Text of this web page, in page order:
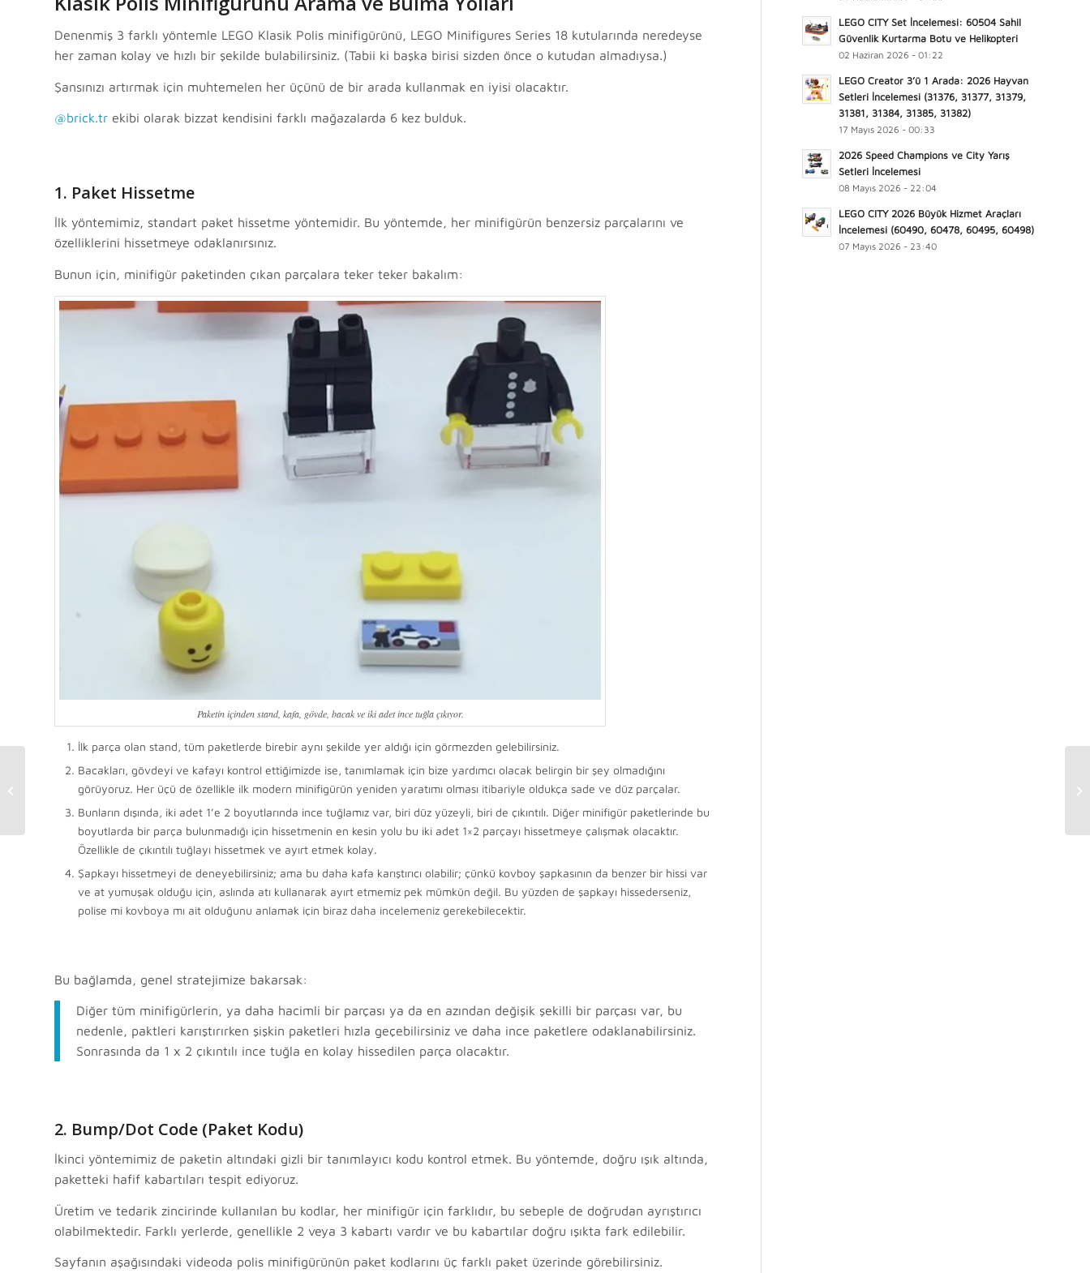
Denenmiş 3 farklı yöntemle LEGO Klasik Polis minifigürünü, LEGO Minifigures Series 18 kutularında neredeyse
her zaman kolay ve hızlı bir şekilde bulabilirsiniz. (Tabii ki başka birisi sizden önce o kutudan almadıysa.)
Şansınızı artırmak için muhtemelen her üçünü de bir arada kullanmak en iyisi olacaktır.
@brick.tr ekibi olarak bizzat kendisini farklı mağazalarda 6 kez bulduk.
1. Paket Hissetme
İlk yöntemimiz, standart paket hissetme yöntemidir. Bu yöntemde, her minifigürün benzersiz parçalarını ve
özelliklerini hissetmeye odaklanırsınız.
Bunun için, minifigür paketinden çıkan parçalara teker teker bakalım:
Paketin içinden stand, kafa, gövde, bacak ve iki adet ince tuğla çıkıyor.
İlk parça olan stand, tüm paketlerde birebir aynı şekilde yer aldığı için görmezden gelebilirsiniz.
Bacakları, gövdeyi ve kafayı kontrol ettiğimizde ise, tanımlamak için bize yardımcı olacak belirgin bir şey olmadığını
görüyoruz. Her üçü de özellikle ilk modern minifigürün yeniden yaratımı olması itibariyle oldukça sade ve düz parçalar.
Bunların dışında, iki adet 1’e 2 boyutlarında ince tuğlamız var, biri düz yüzeyli, biri de çıkıntılı. Diğer minifigür paketlerinde bu
boyutlarda bir parça bulunmadığı için hissetmenin en kesin yolu bu iki adet 1×2 parçayı hissetmeye çalışmak olacaktır.
Özellikle de çıkıntılı tuğlayı hissetmek ve ayırt etmek kolay.
Şapkayı hissetmeyi de deneyebilirsiniz; ama bu daha kafa karıştırıcı olabilir; çünkü kovboy şapkasının da benzer bir hissi var
ve at yumuşak olduğu için, aslında atı kullanarak ayırt etmemiz pek mümkün değil. Bu yüzden de şapkayı hissederseniz,
polise mi kovboya mı ait olduğunu anlamak için biraz daha incelemeniz gerekebilecektir.
Bu bağlamda, genel stratejimize bakarsak:
Diğer tüm minifigürlerin, ya daha hacimli bir parçası ya da en azından değişik şekilli bir parçası var, bu
nedenle, paktleri karıştırırken şişkin paketleri hızla geçebilirsiniz ve daha ince paketlere odaklanabilirsiniz.
Sonrasında da 1 x 2 çıkıntılı ince tuğla en kolay hissedilen parça olacaktır.
2. Bump/Dot Code (Paket Kodu)
İkinci yöntemimiz de paketin altındaki gizli bir tanımlayıcı kodu kontrol etmek. Bu yöntemde, doğru ışık altında,
paketteki hafif kabartıları tespit ediyoruz.
Üretim ve tedarik zincirinde kullanılan bu kodlar, her minifigür için farklıdır, bu sebeple de doğrudan ayrıştırıcı
olabilmektedir. Farklı yerlerde, genellikle 2 veya 3 kabartı vardır ve bu kabartılar doğru ışıkta fark edilebilir.
Sayfanın aşağısındaki videoda polis minifigürünün paket kodlarını üç farklı paket üzerinde görebilirsiniz.
LEGO CITY Set İncelemesi: 60504 Sahil
Güvenlik Kurtarma Botu ve Helikopteri
02 Haziran 2026 - 01:22
LEGO Creator 3’ü 1 Arada: 2026 Hayvan
Setleri İncelemesi (31376, 31377, 31379,
31381, 31384, 31385, 31382)
17 Mayıs 2026 - 00:33
2026 Speed Champions ve City Yarış
Setleri İncelemesi
08 Mayıs 2026 - 22:04
LEGO CITY 2026 Büyük Hizmet Araçları
İncelemesi (60490, 60478, 60495, 60498)
07 Mayıs 2026 - 23:40
LEGO Store HILLTOWN,
İstanbul Açıldı – 360°
Fotoğraflar ile İz...